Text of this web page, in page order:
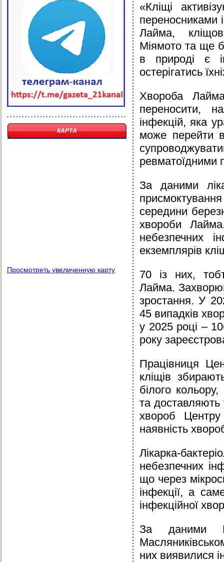
КАРТА
Просмотреть увеличенную карту
«Кліщі
переносниками
Лайма,
Міямото та ще
в природі є
остерігатись
Хвороба
переносити,
інфекцій, яка
може перейти
ревматоїдними
За даними
середини
хвороби
небезпечних
екземплярів
70 із них,
Лайма.
зростання. У
45 випадків
у 2025 році –
року
Працівниця
кліщів
білого
та доставляють
хвороб
наявність
Лікарка-
небезпечних
що через
інфекції, а
інфекційної
За даними
них виявилися